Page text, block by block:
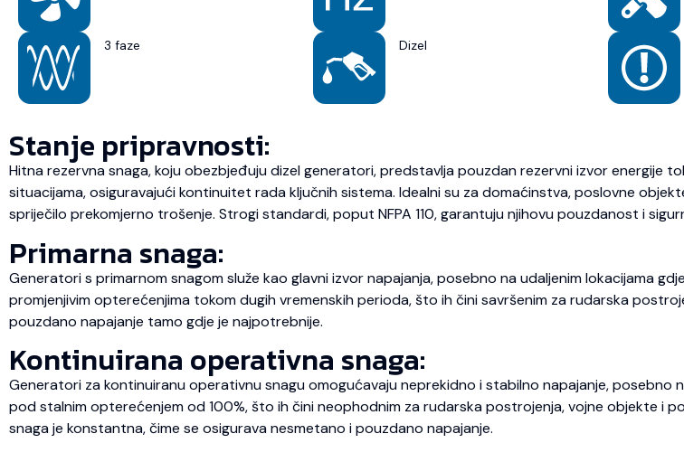
3 faze Dizel
Stanje pripravnosti:
Hitna rezervna snaga, koju obezbjeđuju dizel generatori, predstavlja pouzdan rezervni izvor energije
situacijama, osiguravajući kontinuitet rada ključnih sistema. Idealni su za domaćinstva, poslovne
spriječilo prekomjerno trošenje. Strogi standardi, poput NFPA 110, garantuju njihovu pouzdanost i
Primarna snaga:
Generatori s primarnom snagom služe kao glavni izvor napajanja, posebno na udaljenim lokacijama
promjenjivim opterećenjima tokom dugih vremenskih perioda, što ih čini savršenim za rudarska
pouzdano napajanje tamo gdje je najpotrebnije.
Kontinuirana operativna snaga:
Generatori za kontinuiranu operativnu snagu omogućavaju neprekidno i stabilno napajanje, posebno
pod stalnim opterećenjem od 100%, što ih čini neophodnim za rudarska postrojenja, vojne objekte i
snaga je konstantna, čime se osigurava nesmetano i pouzdano napajanje.